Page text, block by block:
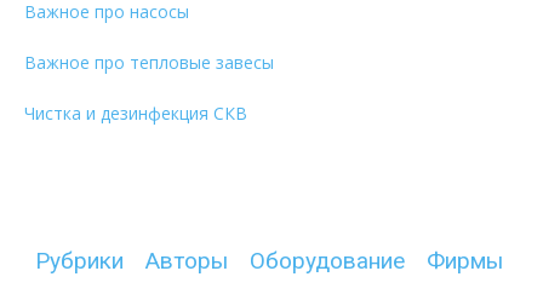
Важное про насосы
Важное про тепловые завесы
Чистка и дезинфекция СКВ
Рубрики Авторы Оборудование Фирмы